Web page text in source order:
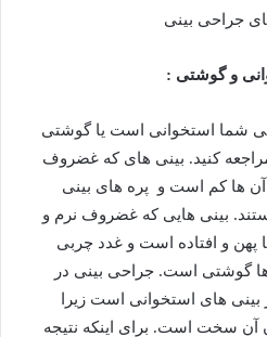
و گوشتی :
شما استخوانی است یا گوشتی
کنید. بینی های که غضروف
آن ها کم است و پره های بینی
بینی هایی که غضروف نرم و
پهن و افتاده است و غدد چربی
گوشتی است. جراحی بینی در
های استخوانی است زیرا
سخت است. برای اینکه نتیجه